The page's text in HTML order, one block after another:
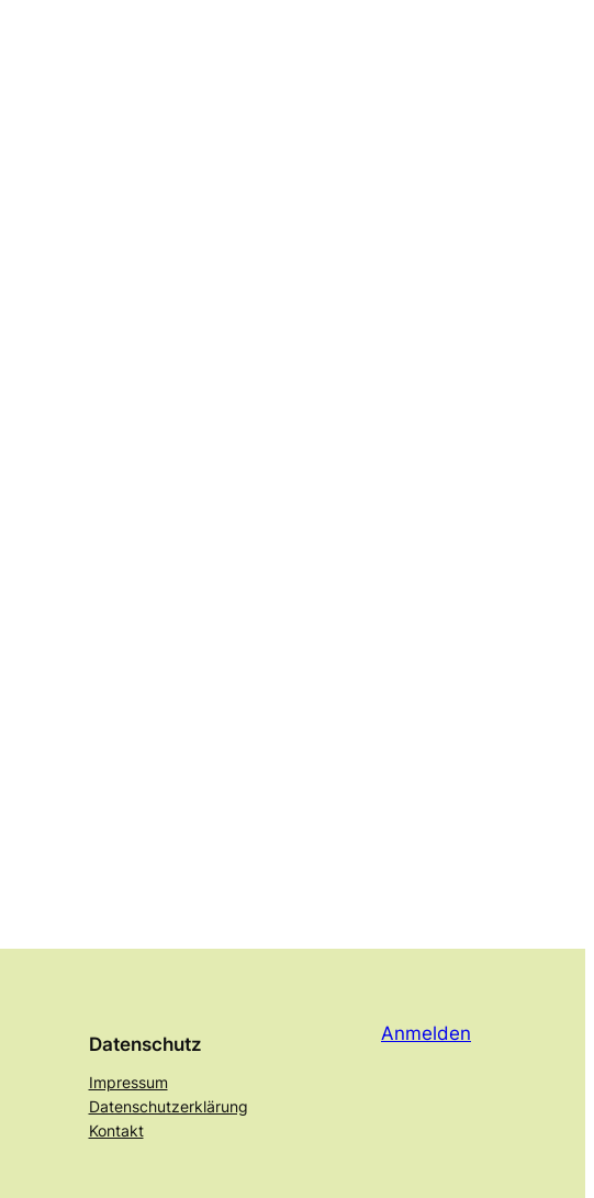
Datenschutz
Impressum
Datenschutzerklärung
Kontakt
Anmelden